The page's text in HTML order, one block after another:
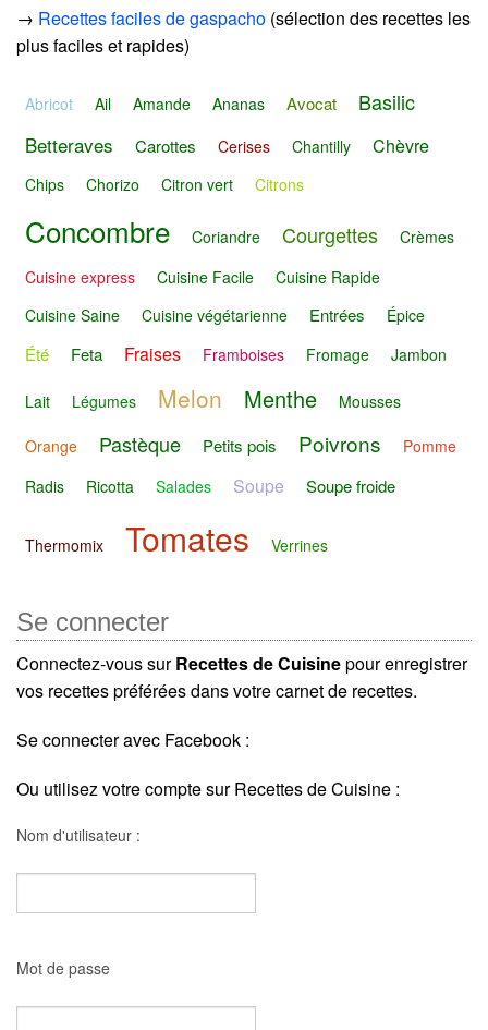
→ Recettes faciles de gaspacho (sélection des recettes les
plus faciles et rapides)
Abricot Ail Amande Ananas Avocat Basilic
Betteraves Carottes Cerises Chantilly Chèvre
Chips Chorizo Citron vert Citrons
Concombre Coriandre Courgettes
Crèmes
Cuisine express
Cuisine Facile
Cuisine Rapide
Cuisine Saine
Cuisine végétarienne Entrées Épice
Été Feta Fraises Framboises Fromage Jambon
Lait Légumes Melon Menthe Mousses
Orange Pastèque Petits pois Poivrons
Pomme
Radis
Ricotta Salades Soupe Soupe froide
Thermomix Tomates Verrines
Se connecter
Connectez-vous surRecettes de Cuisinepour enregistrer
vos recettes préférées dans votre carnet de recettes.
Se connecter avec Facebook :
Ou utilisez votre compte sur Recettes de Cuisine :
Nom d'utilisateur :
Mot de passe